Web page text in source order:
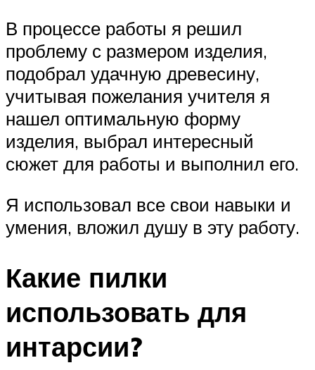
В процессе работы я решил
проблему с размером изделия,
подобрал удачную древесину,
учитывая пожелания учителя я
нашел оптимальную форму
изделия, выбрал интересный
сюжет для работы и выполнил его.
Я использовал все свои навыки и
умения, вложил душу в эту работу.
Какие пилки
использовать для
интарсии?